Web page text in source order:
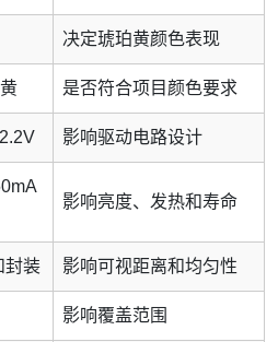
决定琥珀黄颜色表现
是否符合项目颜色要求
影响驱动电路设计
影响亮度、发热和寿命
封装 影响可视距离和均匀性
影响覆盖范围